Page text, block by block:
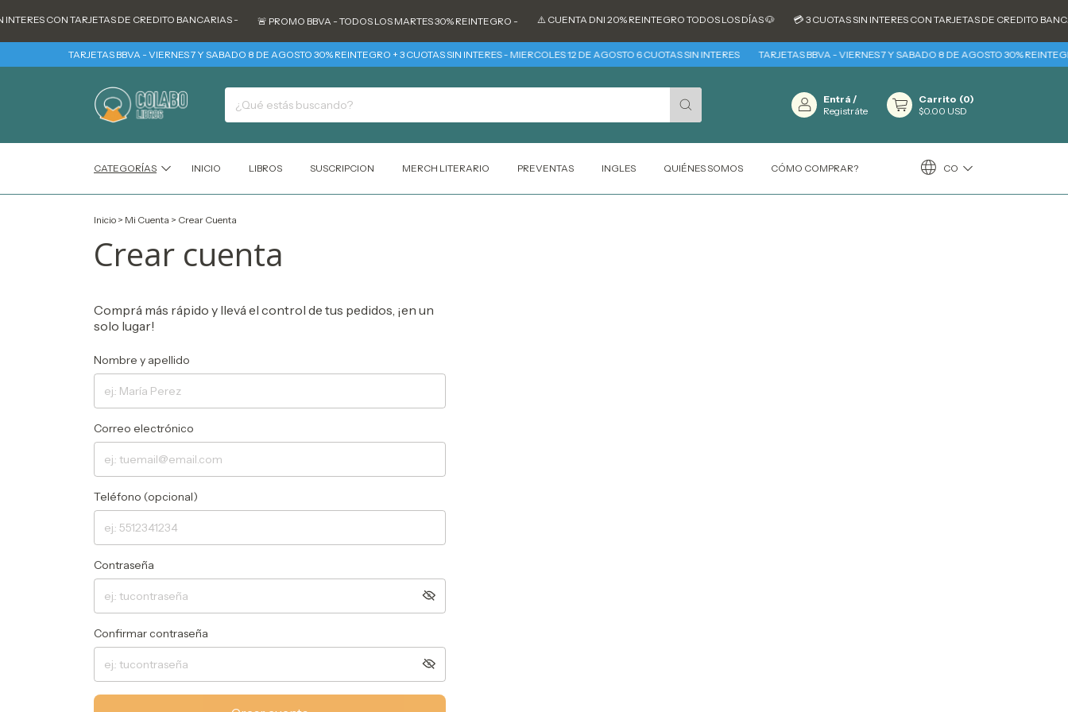
CON TARJETAS DE CREDITO BANCARIAS - 🚨 PROMO BBVA - TODOS LOS MARTES 30% REINTEGRO - ⚠️ CUENTA DNI 20% REINTEGRO TODOS LOS DÍAS 🐶 💳 3 CUOTAS SIN INTERES CON TARJETAS DE CREDITO
TARJETAS BBVA - VIERNES 7 Y SABADO 8 DE AGOSTO 30% REINTEGRO + 3 CUOTAS SIN INTERES - MIERCOLES 12 DE AGOSTO 6 CUOTAS SIN INTERES TARJETAS BBVA - VIERNES 7 Y SABADO 8 DE AGOSTO 30%
Entrá /
Registráte
Carrito (0)
$0.00 USD
CATEGORÍAS INICIO LIBROS SUSCRIPCION MERCH LITERARIO PREVENTAS INGLES QUIÉNES SOMOS CÓMO COMPRAR? CO
Inicio > Mi Cuenta > Crear Cuenta
Crear cuenta
Comprá más rápido y llevá el control de tus pedidos, ¡en un
solo lugar!
Nombre y apellido
Correo electrónico
Teléfono (opcional)
Contraseña
Confirmar contraseña